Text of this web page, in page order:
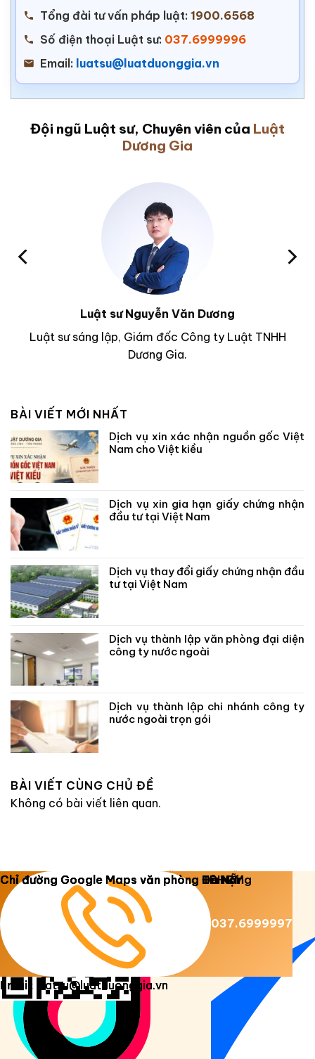
Tổng đài tư vấn pháp luật: 1900.6568
Số điện thoại Luật sư: 037.6999996
Email: luatsu@luatduonggia.vn
Đội ngũ Luật sư, Chuyên viên của Luật
Dương Gia
Luật sư Nguyễn Văn Dương
Luật sư sáng lập, Giám đốc Công ty Luật TNHH
Dương Gia.
BÀI VIẾT MỚI NHẤT
Dịch vụ xin xác nhận nguồn gốc Việt
Nam cho Việt kiều
Dịch vụ xin gia hạn giấy chứng nhận
đầu tư tại Việt Nam
Dịch vụ thay đổi giấy chứng nhận đầu
tư tại Việt Nam
Dịch vụ thành lập văn phòng đại diện
công ty nước ngoài
Dịch vụ thành lập chi nhánh công ty
nước ngoài trọn gói
BÀI VIẾT CÙNG CHỦ ĐỀ
Không có bài viết liên quan.
Copyright 2026 © Luật Dương Gia